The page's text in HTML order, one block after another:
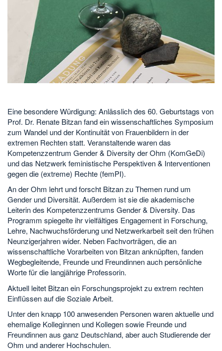
Eine besondere Würdigung: Anlässlich des 60. Geburtstags von
Prof. Dr. Renate Bitzan fand ein wissenschaftliches Symposium
zum Wandel und der Kontinuität von Frauenbildern in der
extremen Rechten statt. Veranstaltende waren das
Kompetenzzentrum Gender & Diversity der Ohm (KomGeDi)
und das Netzwerk feministische Perspektiven & Interventionen
gegen die (extreme) Rechte (femPI).
An der Ohm lehrt und forscht Bitzan zu Themen rund um
Gender und Diversität. Außerdem ist sie die akademische
Leiterin des Kompetenzzentrums Gender & Diversity. Das
Programm spiegelte ihr vielfältiges Engagement in Forschung,
Lehre, Nachwuchsförderung und Netzwerkarbeit seit den frühen
Neunzigerjahren wider. Neben Fachvorträgen, die an
wissenschaftliche Vorarbeiten von Bitzan anknüpften, fanden
Wegbegleitende, Freunde und Freundinnen auch persönliche
Worte für die langjährige Professorin.
Aktuell leitet Bitzan ein Forschungsprojekt zu extrem rechten
Einflüssen auf die Soziale Arbeit.
Unter den knapp 100 anwesenden Personen waren aktuelle und
ehemalige Kolleginnen und Kollegen sowie Freunde und
Freundinnen aus ganz Deutschland, aber auch Studierende der
Ohm und anderer Hochschulen.